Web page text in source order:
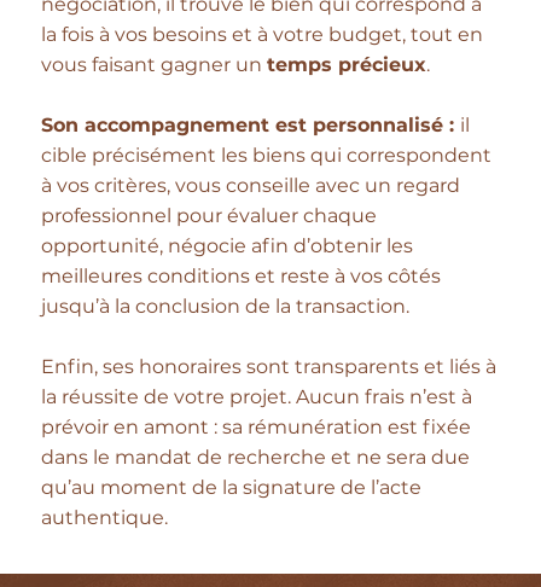
la fois à vos besoins et à votre budget, tout en
vous faisant gagner untemps précieux.
Son accompagnement est personnalisé : il
cible précisément les biens qui correspondent
à vos critères, vous conseille avec un regard
professionnel pour évaluer chaque
opportunité, négocie afin d’obtenir les
meilleures conditions et reste à vos côtés
jusqu’à la conclusion de la transaction.
Enfin, ses honoraires sont transparents et liés à
la réussite de votre projet. Aucun frais n’est à
prévoir en amont : sa rémunération est fixée
dans le mandat de recherche et ne sera due
qu’au moment de la signature de l’acte
authentique.